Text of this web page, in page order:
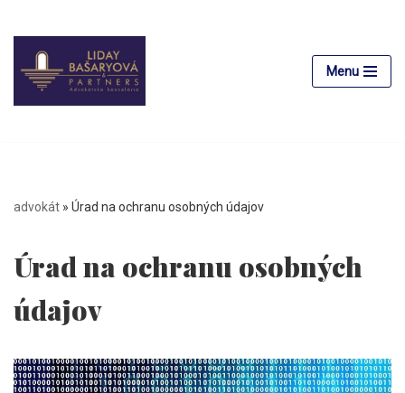
Preskočiť
na
obsah
Menu
advokát » Úrad na ochranu osobných údajov
Úrad na ochranu osobných
údajov